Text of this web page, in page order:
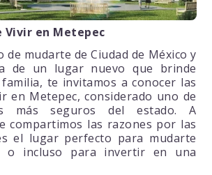
Vivir en Metepec
de mudarte de Ciudad de México y
de un lugar nuevo que brinde
te invitamos a conocer las
en Metepec, considerado uno de
más seguros del estado. A
compartimos las razones por las
el lugar perfecto para mudarte
o incluso para invertir en una